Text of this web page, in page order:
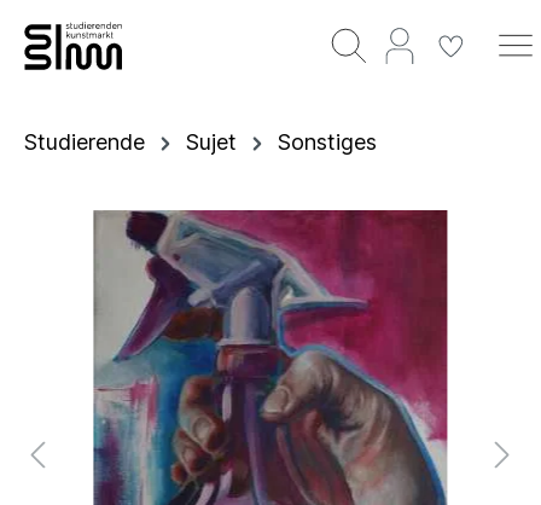
Studierende Sujet Sonstiges